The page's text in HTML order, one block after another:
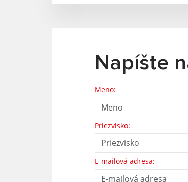
Napíšte
Meno:
Priezvisko:
E-mailová adresa: